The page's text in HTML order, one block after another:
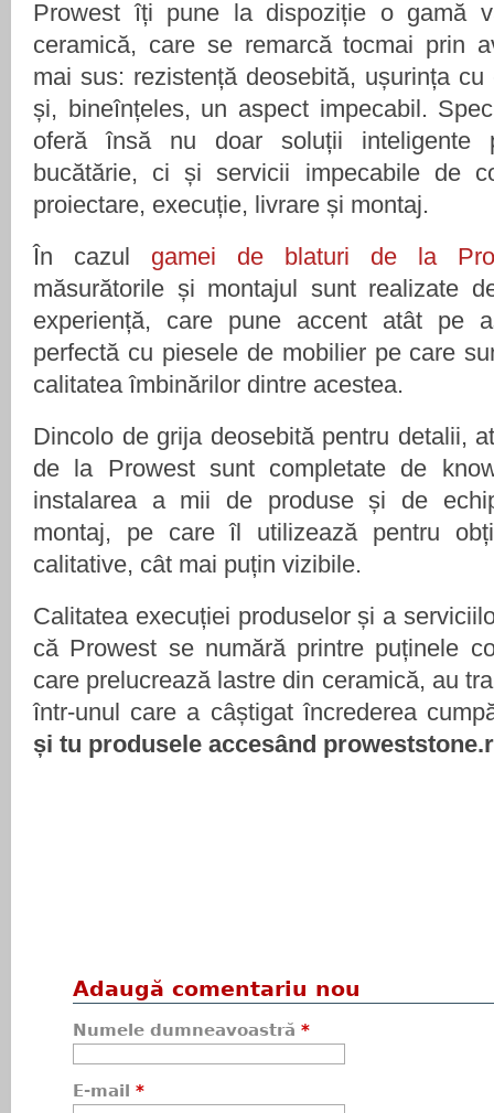
Prowest îți pune la dispoziție o gamă
ceramică, care se remarcă tocmai prin
mai sus: rezistență deosebită, ușurința
și, bineînțeles, un aspect impecabil.
oferă însă nu doar soluții inteligente
bucătărie, ci și servicii impecabile de
proiectare, execuție, livrare și montaj.
În cazul gamei de blaturi de la
măsurătorile și montajul sunt realizate
experiență, care pune accent atât pe
perfectă cu piesele de mobilier pe care
calitatea îmbinărilor dintre acestea.
Dincolo de grija deosebită pentru detalii,
de la Prowest sunt completate de
instalarea a mii de produse și de
montaj, pe care îl utilizează pentru
calitative, cât mai puțin vizibile.
Calitatea execuției produselor și a
că Prowest se numără printre puținele
care prelucrează lastre din ceramică, au
într-unul care a câștigat încrederea
și tu produsele accesând
Adaugă comentariu nou
Numele dumneavoastră *
E-mail *